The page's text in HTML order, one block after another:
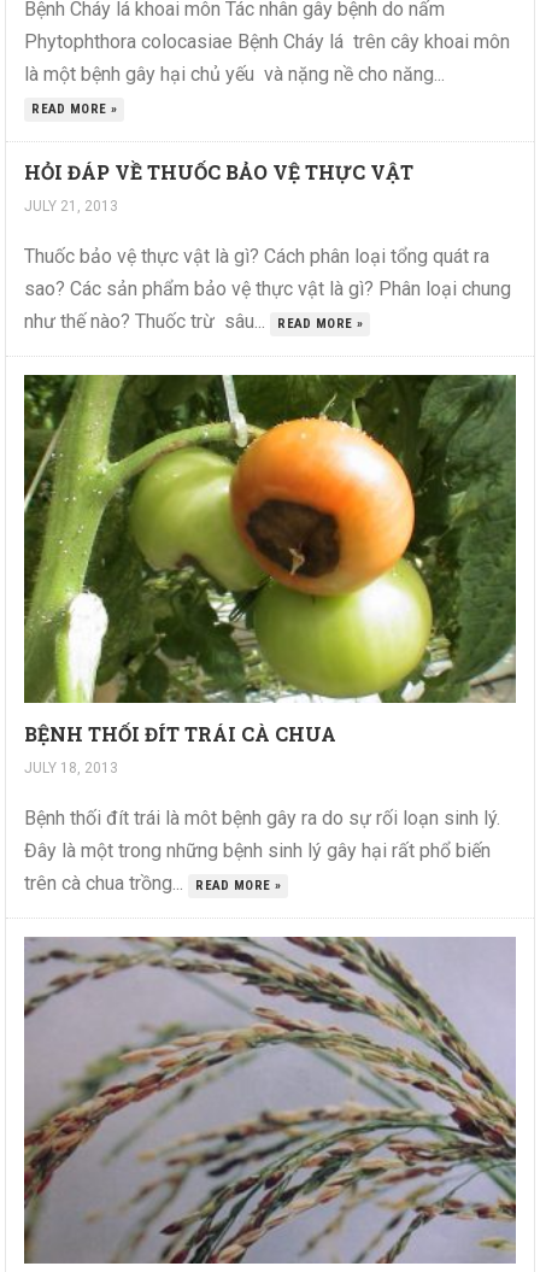
Bệnh Cháy lá khoai môn Tác nhân gây bệnh do nấm
Phytophthora colocasiae Bệnh Cháy lá trên cây khoai môn
là một bệnh gây hại chủ yếu và nặng nề cho năng...
READ MORE »
HỎI ĐÁP VỀ THUỐC BẢO VỆ THỰC VẬT
JULY 21, 2013
Thuốc bảo vệ thực vật là gì? Cách phân loại tổng quát ra
sao? Các sản phẩm bảo vệ thực vật là gì? Phân loại chung
như thế nào? Thuốc trừ sâu...
READ MORE »
BỆNH THỐI ĐÍT TRÁI CÀ CHUA
JULY 18, 2013
Bệnh thối đít trái là môt bệnh gây ra do sự rối loạn sinh lý.
Đây là một trong những bệnh sinh lý gây hại rất phổ biến
trên cà chua trồng...
READ MORE »